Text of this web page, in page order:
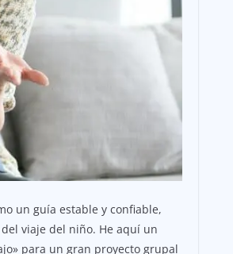
un guía estable y confiable,
viaje del niño. He aquí un
para un gran proyecto grupal